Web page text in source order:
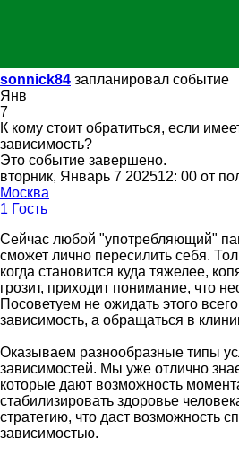
sonnick84 запланировал событие
Янв
7
К кому стоит обратиться, если
зависимость?
Это событие завершено.
вторник, Январь 7 202512: 00 от
Москва
1 Гость
Сейчас любой "употребляющий"
сможет лично пересилить себя.
когда становится куда тяжелее,
грозит, приходит понимание, что
Посоветуем не ожидать этого
зависимость, а обращаться в
Оказываем разнообразные типы
зависимостей. Мы уже отлично
которые дают возможность
стабилизировать здоровье
стратегию, что даст возможность
зависимостью.